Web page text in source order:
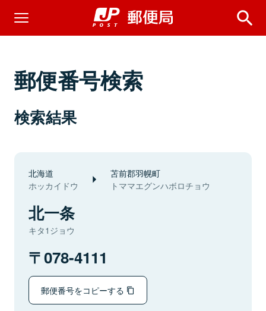
郵便番号検索
検索結果
北海道
ホッカイドウ
苫前郡羽幌町
トママエグンハボロチョウ
北一条
キタ1ジョウ
078-4111
郵便番号をコピーする